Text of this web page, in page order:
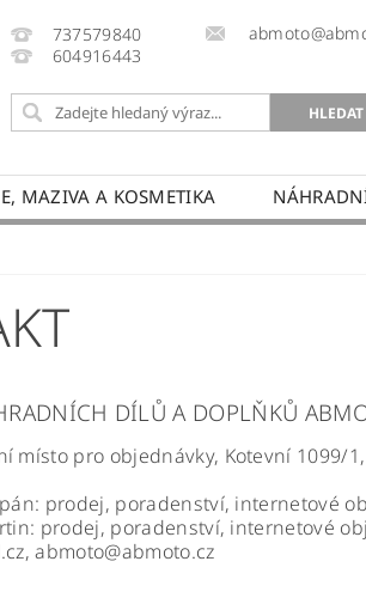
737579840
604916443
MAZIVA A KOSMETIKA
DÍLŮ A DOPLŇKŮ
místo pro objednávky, Kotevní 1099/
prodej, poradenství, internetové
prodej, poradenství, internetové
abmoto@abmoto.cz